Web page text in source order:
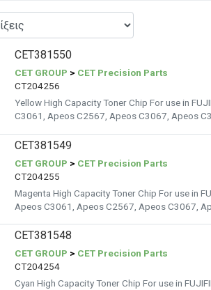
CET381550
CET GROUP > CET Precision Parts
CT204256
Yellow High Capacity Toner Chip For use in
C3061, Apeos C2567, Apeos C3067, Apeos
CET381549
CET GROUP > CET Precision Parts
CT204255
Magenta High Capacity Toner Chip For use in
Apeos C3061, Apeos C2567, Apeos C3067,
CET381548
CET GROUP > CET Precision Parts
CT204254
Cyan High Capacity Toner Chip For use in